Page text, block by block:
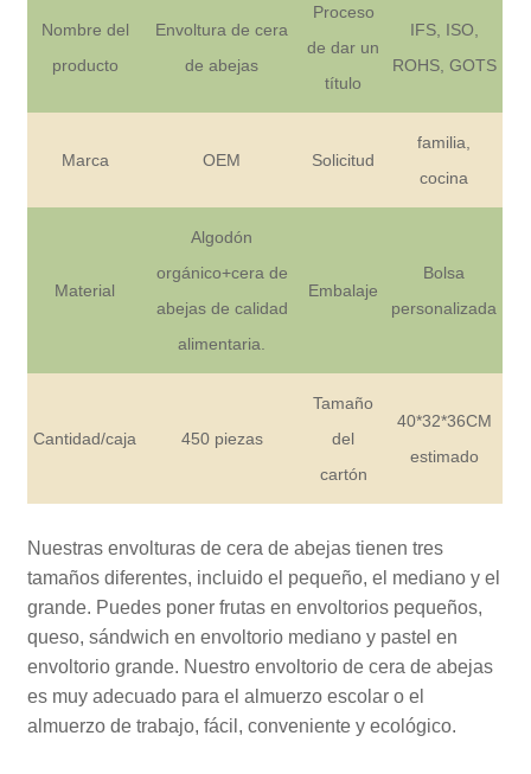
Nombre del
producto
Envoltura de cera
de abejas
Proceso
de dar un
título
IFS, ISO,
ROHS, GOTS
Marca OEM Solicitud
familia,
cocina
Material
Algodón
orgánico+cera de
abejas de calidad
alimentaria.
Embalaje
Bolsa
personalizada
Cantidad/caja 450 piezas
Tamaño
del
cartón
40*32*36CM
estimado
Nuestras envolturas de cera de abejas tienen tres
tamaños diferentes, incluido el pequeño, el mediano y el
grande. Puedes poner frutas en envoltorios pequeños,
queso, sándwich en envoltorio mediano y pastel en
envoltorio grande. Nuestro envoltorio de cera de abejas
es muy adecuado para el almuerzo escolar o el
almuerzo de trabajo, fácil, conveniente y ecológico.